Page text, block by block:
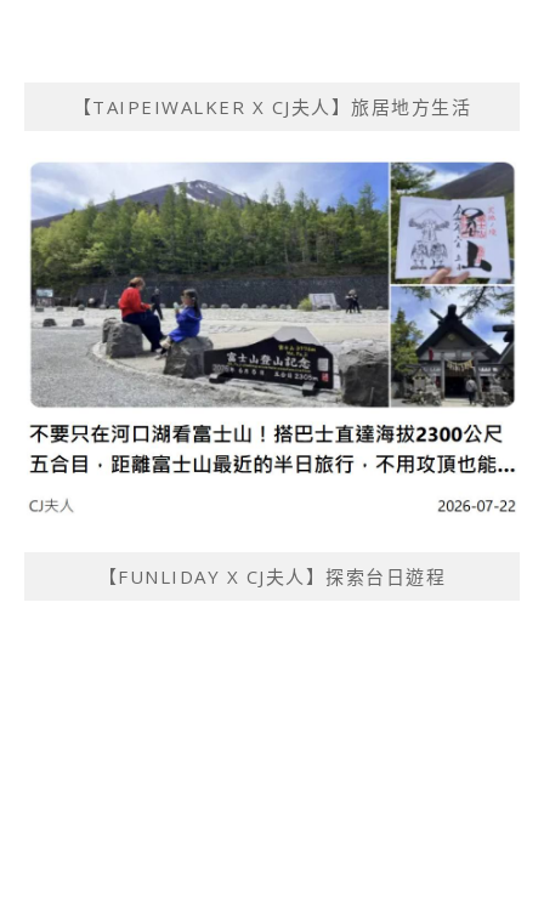
【TAIPEIWALKER X CJ夫人】旅居地方生活
【FUNLIDAY X CJ夫人】探索台日遊程